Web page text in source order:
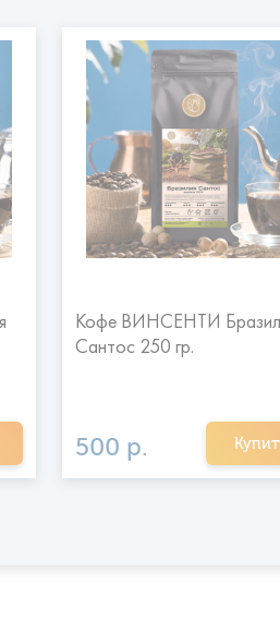
Кофе ВИНСЕНТИ
Сантос 250 гр.
500 р.